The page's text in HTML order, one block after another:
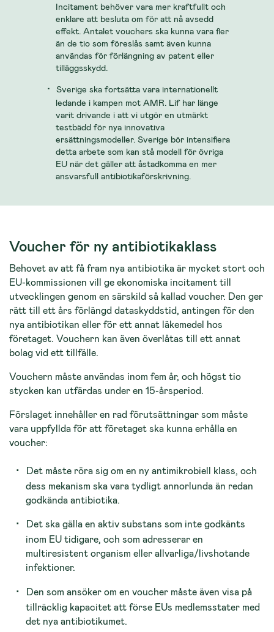
Incitament behöver vara mer kraftfullt och
enklare att besluta om för att nå avsedd
effekt. Antalet vouchers ska kunna vara fler
än de tio som föreslås samt även kunna
användas för förlängning av patent eller
tilläggsskydd.
Sverige ska fortsätta vara internationellt
ledande i kampen mot AMR. Lif har länge
varit drivande i att vi utgör en utmärkt
testbädd för nya innovativa
ersättningsmodeller. Sverige bör intensifiera
detta arbete som kan stå modell för övriga
EU när det gäller att åstadkomma en mer
ansvarsfull antibiotikaförskrivning.
Voucher för ny antibiotikaklass
Behovet av att få fram nya antibiotika är mycket stort och
EU-kommissionen vill ge ekonomiska incitament till
utvecklingen genom en särskild så kallad voucher. Den ger
rätt till ett års förlängd dataskyddstid, antingen för den
nya antibiotikan eller för ett annat läkemedel hos
företaget. Vouchern kan även överlåtas till ett annat
bolag vid ett tillfälle.
Vouchern måste användas inom fem år, och högst tio
stycken kan utfärdas under en 15-årsperiod.
Förslaget innehåller en rad förutsättningar som måste
vara uppfyllda för att företaget ska kunna erhålla en
voucher:
Det måste röra sig om en ny antimikrobiell klass, och
dess mekanism ska vara tydligt annorlunda än redan
godkända antibiotika.
Det ska gälla en aktiv substans som inte godkänts
inom EU tidigare, och som adresserar en
multiresistent organism eller allvarliga/livshotande
infektioner.
Den som ansöker om en voucher måste även visa på
tillräcklig kapacitet att förse EUs medlemsstater med
det nya antibiotikumet.